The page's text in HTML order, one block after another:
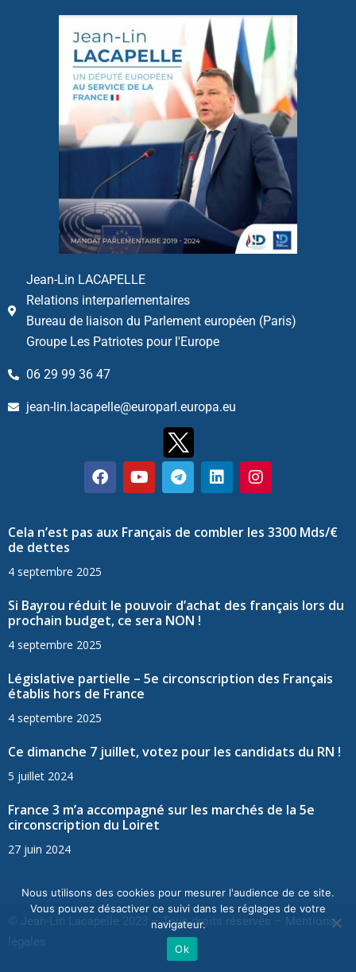
Jean-Lin LACAPELLE
Relations interparlementaires
Bureau de liaison du Parlement européen (Paris)
Groupe Les Patriotes pour l'Europe
06 29 99 36 47
jean-lin.lacapelle@europarl.europa.eu
Cela n’est pas aux Français de combler les 3300 Mds/€
de dettes
4 septembre 2025
Si Bayrou réduit le pouvoir d’achat des français lors du
prochain budget, ce sera NON !
4 septembre 2025
Législative partielle – 5e circonscription des Français
établis hors de France
4 septembre 2025
Ce dimanche 7 juillet, votez pour les candidats du RN !
5 juillet 2024
France 3 m’a accompagné sur les marchés de la 5e
circonscription du Loiret
27 juin 2024
© Jean-Lin Lacapelle 2023 – Tous droits réservés – Mentions
légales
Nous utilisons des cookies pour mesurer l'audience de ce site.
Vous pouvez désactiver ce suivi dans les réglages de votre
navigateur.
Ok